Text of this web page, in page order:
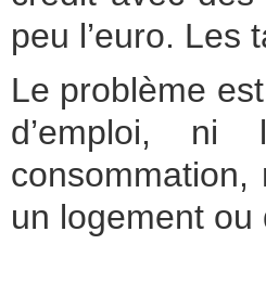
peu l’euro. Les
Le problème
d’emploi, ni
consommation,
un logement